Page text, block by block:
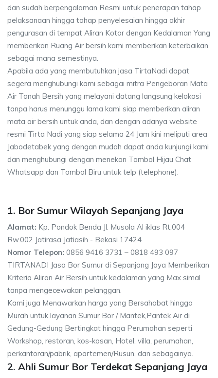
dan sudah berpengalaman Resmi untuk penerapan tahap
pelaksanaan hingga tahap penyelesaian hingga akhir
pengurasan di tempat Aliran Kotor dengan Kedalaman Yang
memberikan Ruang Air bersih kami memberikan keterbaikan
sebagai mana semestinya.
Apabila ada yang membutuhkan jasa TirtaNadi dapat
segera menghubungi kami sebagai mitra Pengeboran Mata
Air Tanah Bersih yang melayani datang langsung kelokasi
tanpa harus menunggu lama kami siap memberikan aliran
mata air bersih untuk anda, dan dengan adanya website
resmi Tirta Nadi yang siap selama 24 Jam kini meliputi area
Jabodetabek yang dengan mudah dapat anda kunjungi kami
dan menghubungi dengan menekan Tombol Hijau Chat
Whatsapp dan Tombol Biru untuk telp (telephone).
1. Bor Sumur Wilayah Sepanjang Jaya
Alamat: Kp. Pondok Benda Jl. Musola Al iklas Rt.004
Rw.002 Jatirasa Jatiasih - Bekasi 17424
Nomor Telepon: 0856 9416 3731 – 0818 493 097
TIRTANADI Jasa Bor Sumur di Sepanjang Jaya Memberikan
Kriteria Aliran Air Bersih untuk kedalaman yang Max simal
tanpa mengecewakan pelanggan.
Kami juga Menawarkan harga yang Bersahabat hingga
Murah untuk layanan Sumur Bor / Mantek,Pantek Air di
Gedung-Gedung Bertingkat hingga Perumahan seperti
Workshop, restoran, kos-kosan, Hotel, villa, perumahan,
perkantoran/pabrik, apartemen/Rusun, dan sebagainya.
2. Ahli Sumur Bor Terdekat Sepanjang Jaya